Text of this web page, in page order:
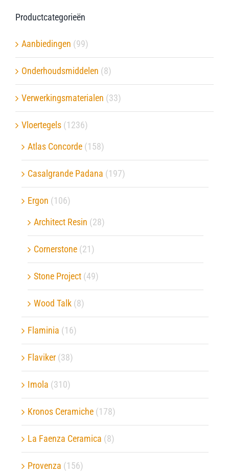
Productcategorieën
Aanbiedingen (99)
Onderhoudsmiddelen (8)
Verwerkingsmaterialen (33)
Vloertegels (1236)
Atlas Concorde (158)
Casalgrande Padana (197)
Ergon (106)
Architect Resin (28)
Cornerstone (21)
Stone Project (49)
Wood Talk (8)
Flaminia (16)
Flaviker (38)
Imola (310)
Kronos Ceramiche (178)
La Faenza Ceramica (8)
Provenza (156)